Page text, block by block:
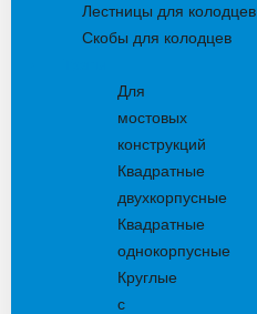
Лестницы для колодцев
Скобы для колодцев
Для
мостовых
конструкций
Квадратные
двухкорпусные
Квадратные
однокорпусные
Круглые
с